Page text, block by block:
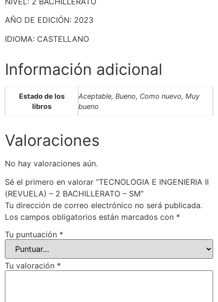
AÑO DE EDICIÓN: 2023
IDIOMA: CASTELLANO
Información adicional
Estado de los
libros
Aceptable, Bueno, Como nuevo, Muy
bueno
Valoraciones
No hay valoraciones aún.
Sé el primero en valorar “TECNOLOGIA E INGENIERIA II
(REVUELA) – 2 BACHILLERATO – SM”
Tu dirección de correo electrónico no será publicada.
Los campos obligatorios están marcados con *
Tu puntuación *
Tu valoración *